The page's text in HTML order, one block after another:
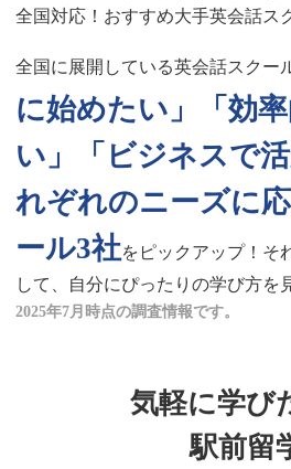
全国対応！おすすめ大手英会話ス
全国に展開している英会話スクー
に始めたい」「効
い」「ビジネスで
れぞれのニーズに
ール3社をピックアップ！そ
して、自分にぴったりの学び方を
2025年7月時点の調査情報です。
気軽に学び
駅前留